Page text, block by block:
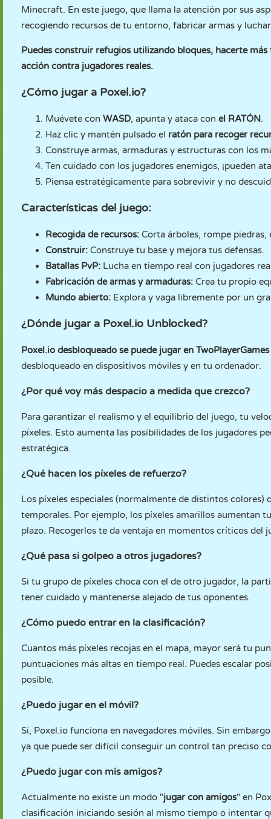
Minecraft. En este juego, que llama la atención por sus
recogiendo recursos de tu entorno, fabricar armas y
Puedes construir refugios utilizando bloques, hacerte
acción contra jugadores reales.
¿Cómo jugar a Poxel.io?
Muévete con WASD, apunta y ataca con el RATÓN.
Haz clic y mantén pulsado el ratón para recoger
Construye armas, armaduras y estructuras con los
Ten cuidado con los jugadores enemigos, ¡pueden
Piensa estratégicamente para sobrevivir y no
Características del juego:
Recogida de recursos: Corta árboles, rompe piedras,
Construir: Construye tu base y mejora tus defensas.
Batallas PvP: Lucha en tiempo real con jugadores
Fabricación de armas y armaduras: Crea tu propio
Mundo abierto: Explora y vaga libremente por un
¿Dónde jugar a Poxel.io Unblocked?
Poxel.io desbloqueado se puede jugar en TwoPlayerGames
desbloqueado en dispositivos móviles y en tu ordenador.
¿Por qué voy más despacio a medida que crezco?
Para garantizar el realismo y el equilibrio del juego, tu
píxeles. Esto aumenta las posibilidades de los jugadores
estratégica.
¿Qué hacen los píxeles de refuerzo?
Los píxeles especiales (normalmente de distintos
temporales. Por ejemplo, los píxeles amarillos aumentan
plazo. Recogerlos te da ventaja en momentos críticos del
¿Qué pasa si golpeo a otros jugadores?
Si tu grupo de píxeles choca con el de otro jugador, la
tener cuidado y mantenerse alejado de tus oponentes.
¿Cómo puedo entrar en la clasificación?
Cuantos más píxeles recojas en el mapa, mayor será tu
puntuaciones más altas en tiempo real. Puedes escalar
posible.
¿Puedo jugar en el móvil?
Sí, Poxel.io funciona en navegadores móviles. Sin
ya que puede ser difícil conseguir un control tan preciso
¿Puedo jugar con mis amigos?
Actualmente no existe un modo "jugar con amigos" en
clasificación iniciando sesión al mismo tiempo o intentar